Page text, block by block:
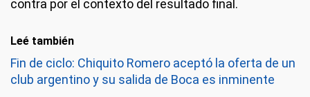
contra por el contexto del resultado final.
Leé también
Fin de ciclo: Chiquito Romero aceptó la oferta de un
club argentino y su salida de Boca es inminente